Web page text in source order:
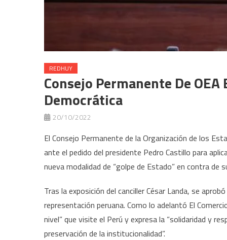
REDHUY
Consejo Permanente De
Democrática
20/10/2022
El Consejo Permanente de la Organización de los
ante el pedido del presidente Pedro Castillo para
nueva modalidad de “golpe de Estado” en contra de
Tras la exposición del canciller César Landa, se
representación peruana. Como lo adelantó El
nivel” que visite el Perú y expresa la “solidaridad y
preservación de la institucionalidad”.